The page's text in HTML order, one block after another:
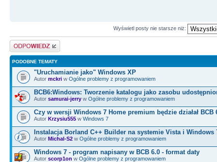
Wyświetl posty nie starsze niż:
Odpowiedz
PODOBNE TEMATY
"Uruchamianie jako" Windows XP
Autor mckri w Ogólne problemy z programowaniem
BCB6:Windows: Tworzenie katalogu jako zasobu
Autor samurai-jerry w Ogólne problemy z programowaniem
Czy w wersji Windows 7 Home premium będzie działał BCB
Autor Krzysiu555 w Windows 7
Instalacja Borland C++ Builder na systemie Vista i Windows
Autor Michal-S2 w Ogólne problemy z programowaniem
Windows 7 - program napisany w BCB 6.0 - format daty
Autor scorp1on w Ogólne problemy z programowaniem